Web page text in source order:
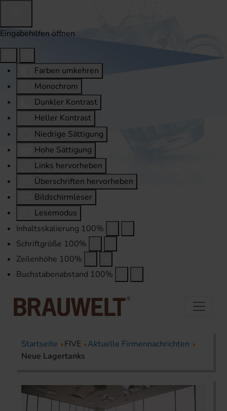
Eingabehilfen öffnen
Farben umkehren
Monochrom
Dunkler Kontrast
Heller Kontrast
Niedrige Sättigung
Hohe Sättigung
Links hervorheben
Überschriften hervorheben
Bildschirmleser
Lesemodus
Inhaltsskalierung 100%
Schriftgröße 100%
Zeilenhöhe 100%
Buchstabenabstand 100%
Startseite FIVE
Aktuelle Firmennachrichten
Neue Lagertanks